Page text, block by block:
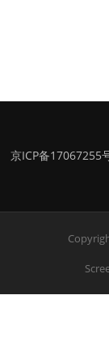
京ICP备17067255